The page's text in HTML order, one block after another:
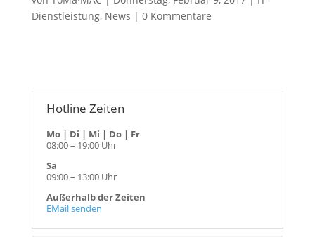
Dienstleistung, News | 0 Kommentare
Hotline Zeiten
Mo | Di | Mi | Do | Fr
08:00 – 19:00 Uhr
Sa
09:00 – 13:00 Uhr
Außerhalb der Zeiten
EMail senden